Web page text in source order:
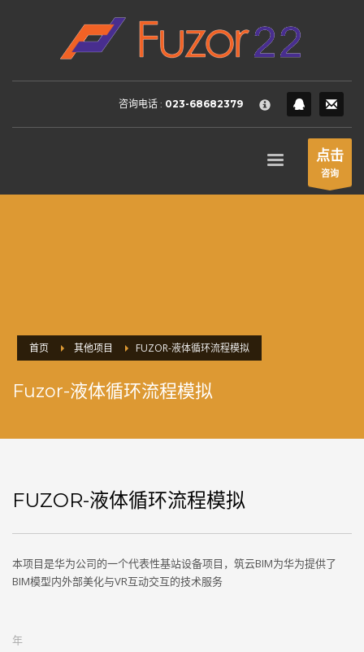
HOW TO SHOP
Login or create new account.
2 Review your order.
FREEshipment
If you still have problems, please let us know, by sending an
SHOWROOM HOURS
咨询电话 : 023-68682379
点击
咨询
首页 其他项目 FUZOR-液体循环流程模拟
Fuzor-液体循环流程模拟
FUZOR-液体循环流程模拟
本项目是华为公司的一个代表性基站设备项目，筑云BIM为华为提供了
BIM模型内外部美化与VR互动交互的技术服务
年